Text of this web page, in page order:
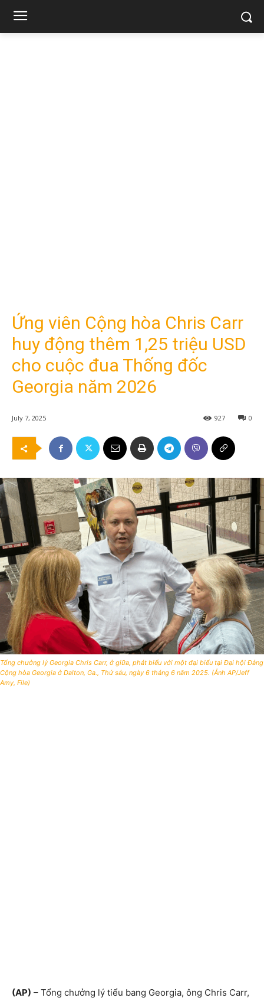
Ứng viên Cộng hòa Chris Carr
huy động thêm 1,25 triệu USD
cho cuộc đua Thống đốc
Georgia năm 2026
July 7, 2025 0
927
Tổng chưởng lý Georgia Chris Carr, ở giữa, phát biểu với một đại biểu tại Đại hội Đảng
Cộng hòa Georgia ở Dalton, Ga., Thứ sáu, ngày 6 tháng 6 năm 2025. (Ảnh AP/Jeff
Amy, File)
(AP) – Tổng chưởng lý tiểu bang Georgia, ông Chris Carr,